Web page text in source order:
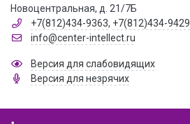
Новоцентральная, д. 21/7Б
+7(812)434-9363, +7(812)434-9429
info@center-intellect.ru
Версия для слабовидящих
Версия для незрячих